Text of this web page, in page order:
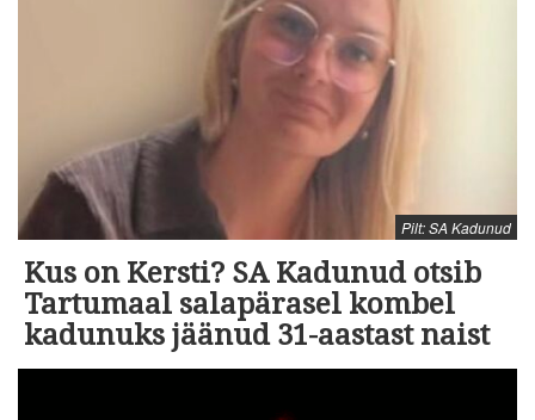
Pilt: SA Kadunud
Kus on Kersti? SA Kadunud otsib
Tartumaal salapärasel kombel
kadunuks jäänud 31-aastast naist